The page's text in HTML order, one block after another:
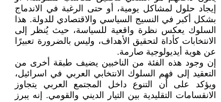
إيجاد حلول لمشاكل يومية، أو حتى الرغبة في الاندماج
بشكل أكبر في النسيج السياسي والاقتصادي للدولة. هذا
السلوك يعكس نظرة واقعية للسياسة، حيث يُنظر إلى
الانتخابات كأداة لتحقيق الأهداف، وليس بالضرورة تعبيرًا
عن هوية أيديولوجية صارمة.
إن وجود هذه الفئة من الناخبين يضيف طبقة أخرى من
التعقيد إلى فهم السلوك الانتخابي العربي في اسرائيل،
ويؤكد على أن التنوع داخل المجتمع العربي يتجاوز
الانقسامات التقليدية بين التيار الديني والقومي. إنه يبرز